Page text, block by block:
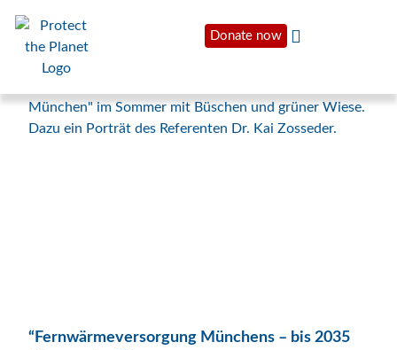
Donate now
“Fernwärmeversorgung Münchens – bis 2035